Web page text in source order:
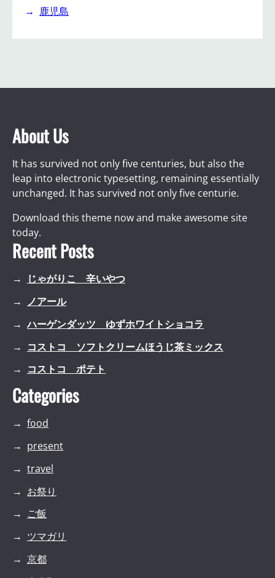
鹿児島
About Us
It has survived not only five centuries, but also the
leap into electronic typesetting, remaining essentially
unchanged. It has survived not only five centurie.
Download this theme now and make awesome site
today.
Recent Posts
じゃがりこ 辛いやつ
ノアール
ハーゲンダッツ ゆずホワイトショコラ
コストコ ソフトクリームほうじ茶ミックス
コストコ ポテト
Categories
food
present
travel
お祭り
ご飯
ツマガリ
京都